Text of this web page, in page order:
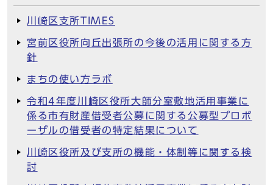
川崎区支所TIMES
宮前区役所向丘出張所の今後の活用に関する方
針
まちの使い方ラボ
令和4年度川崎区役所大師分室敷地活用事業に
係る市有財産借受者公募に関する公募型プロポ
ーザルの借受者の特定結果について
川崎区役所及び支所の機能・体制等に関する検
討